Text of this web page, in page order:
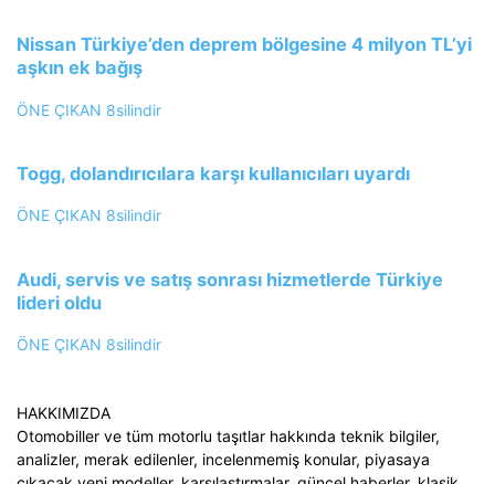
Nissan Türkiye’den deprem bölgesine 4 milyon TL’yi
aşkın ek bağış
ÖNE ÇIKAN 8silindir
Togg, dolandırıcılara karşı kullanıcıları uyardı
ÖNE ÇIKAN 8silindir
Audi, servis ve satış sonrası hizmetlerde Türkiye
lideri oldu
ÖNE ÇIKAN 8silindir
HAKKIMIZDA
Otomobiller ve tüm motorlu taşıtlar hakkında teknik bilgiler,
analizler, merak edilenler, incelenmemiş konular, piyasaya